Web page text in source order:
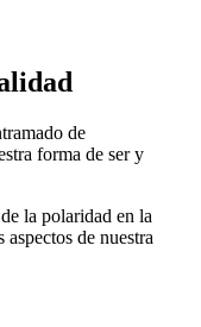
de
forma de ser y
la polaridad en la
de nuestra